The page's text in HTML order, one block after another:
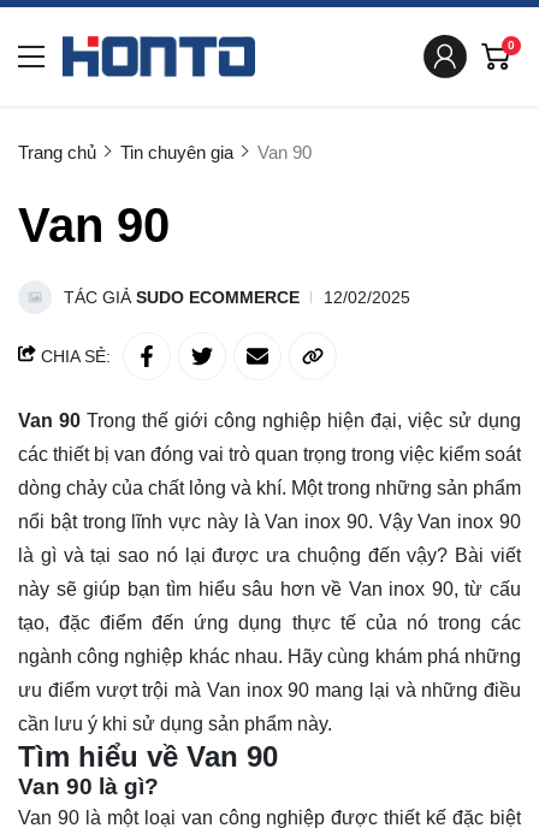
0
Trang chủ Tin chuyên gia Van 90
Van 90
TÁC GIẢ SUDO ECOMMERCE 12/02/2025
CHIA SẺ:
Van 90 Trong thế giới công nghiệp hiện đại, việc sử dụng
các thiết bị van đóng vai trò quan trọng trong việc kiểm soát
dòng chảy của chất lỏng và khí. Một trong những sản phẩm
nổi bật trong lĩnh vực này là Van inox 90. Vậy Van inox 90
là gì và tại sao nó lại được ưa chuộng đến vậy? Bài viết
này sẽ giúp bạn tìm hiểu sâu hơn về Van inox 90, từ cấu
tạo, đặc điểm đến ứng dụng thực tế của nó trong các
ngành công nghiệp khác nhau. Hãy cùng khám phá những
ưu điểm vượt trội mà Van inox 90 mang lại và những điều
cần lưu ý khi sử dụng sản phẩm này.
Tìm hiểu về Van 90
Van 90 là gì?
Van 90là một loại van công nghiệp được thiết kế đặc biệt